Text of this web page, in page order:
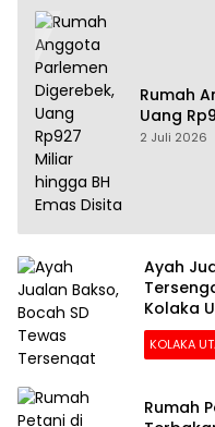
Rumah
Uang
Disita
2 Juli 2026
Ayah
Kolaka
KOLAKA
Rumah